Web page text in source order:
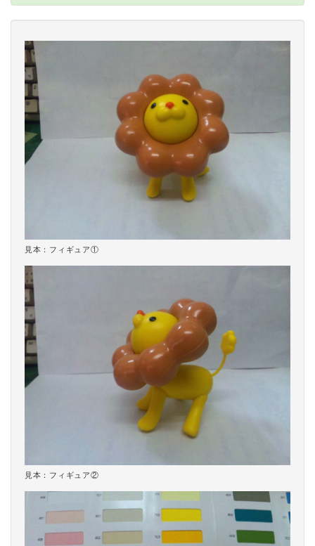
見本：フィギュア①
見本：フィギュア②